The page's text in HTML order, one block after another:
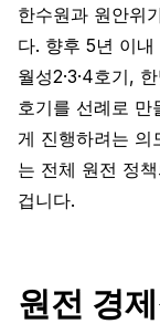
한수원과 원안위
다. 향후 5년 이
월성2·3·4호기,
호기를 선례로 만
게 진행하려는 의
는 전체 원전 정
겁니다.
원전 경